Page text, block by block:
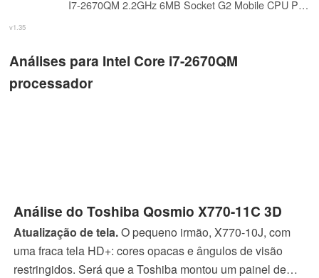
I7-2670QM 2.2GHz 6MB Socket G2 Mobile CPU Processor I7 2670QM SR02N
v1.35
Análises para Intel Core i7-2670QM
processador
Análise do Toshiba Qosmio X770-11C 3D
Atualização de tela.O pequeno irmão, X770-10J, com
uma fraca tela HD+: cores opacas e ângulos de visão
restringidos. Será que a Toshiba montou um painel de